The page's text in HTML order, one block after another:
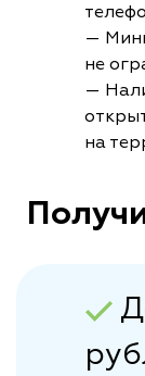
—
не
—
на